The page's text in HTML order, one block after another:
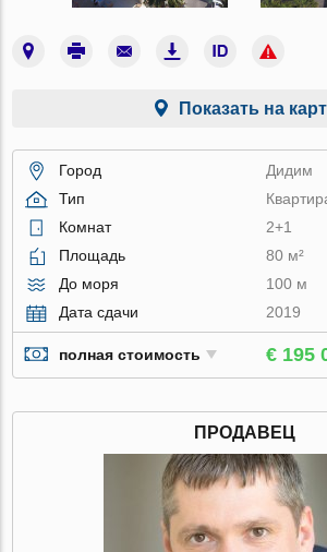
Показать на
Город
Дидим
Тип
Комнат
2+1
Площадь
80 м²
До моря
100 м
Дата сдачи
2019
полная стоимость € 195
ПРОДАВЕЦ